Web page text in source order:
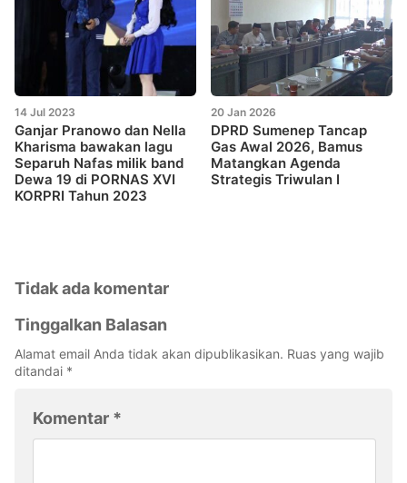
14 Jul 2023
Ganjar Pranowo dan Nella
Kharisma bawakan lagu
Separuh Nafas milik band
Dewa 19 di PORNAS XVI
KORPRI Tahun 2023
20 Jan 2026
DPRD Sumenep Tancap
Gas Awal 2026, Bamus
Matangkan Agenda
Strategis Triwulan I
Tidak ada komentar
Tinggalkan Balasan
Alamat email Anda tidak akan dipublikasikan. Ruas yang wajib
ditandai *
Komentar *